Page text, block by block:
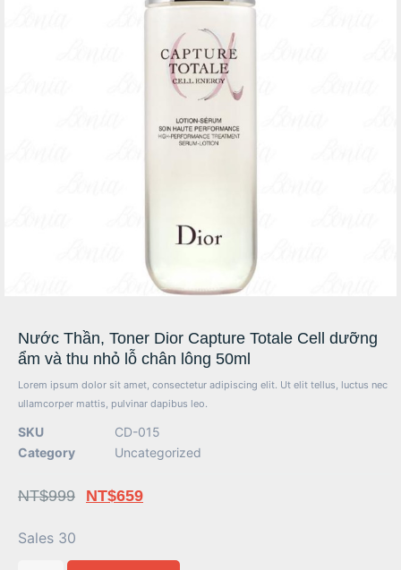
Nước Thần, Toner Dior Capture Totale Cell dưỡng
ẩm và thu nhỏ lỗ chân lông 50ml
Lorem ipsum dolor sit amet, consectetur adipiscing elit. Ut elit tellus, luctus nec
ullamcorper mattis, pulvinar dapibus leo.
SKU
CD-015
Category
Uncategorized
NT$999 NT$659
Sales 30